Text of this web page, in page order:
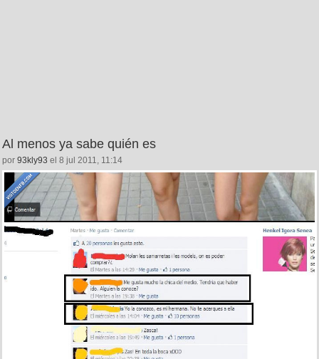
Al menos ya sabe quién es
por 93kly93 el 8 jul 2011, 11:14